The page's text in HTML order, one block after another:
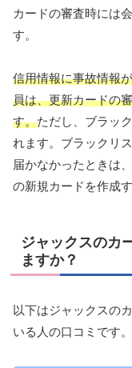
カードの審査時には
す。
信用情報に事故情報
員は、更新カードの
す。ただし、ブラッ
れます。ブラックリ
届かなかったときは
の新規カードを作成
ジャックスのカ
ますか？
以下はジャックスの
いる人の口コミです。